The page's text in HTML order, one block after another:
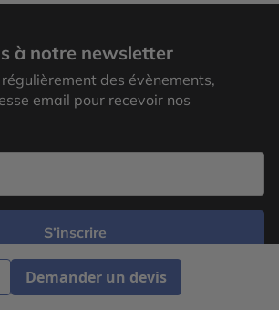
Demander un devis
à notre newsletter
des évènements,
email pour recevoir nos
S’inscrire